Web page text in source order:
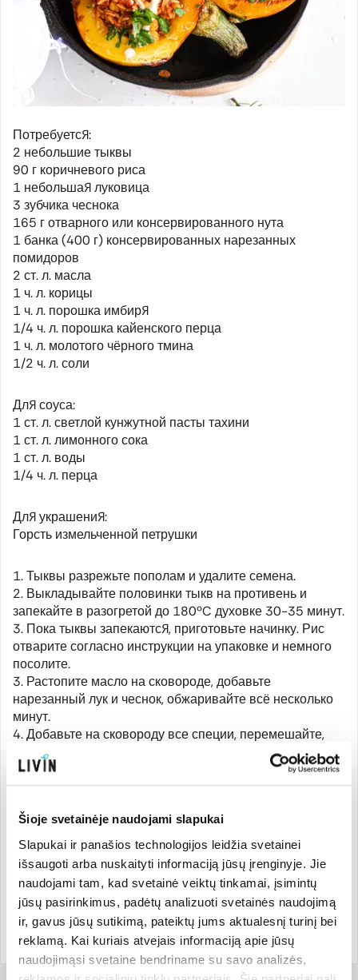
Šioje svetainėje naudojami slapukai
Slapukai ir panašios technologijos leidžia svetainei
išsaugoti arba nuskaityti informaciją jūsų įrenginyje. Jie
naudojami tam, kad svetainė veiktų tinkamai, įsimintų
jūsų pasirinkimus, padėtų analizuoti svetainės naudojimą
ir, gavus jūsų sutikimą, pateiktų jums aktualesnį turinį bei
reklamą. Kai kuriais atvejais informaciją apie jūsų
naudojimąsi svetaine bendriname su savo analizės,
Потребуется:
2 небольшие тыквы
90 г коричневого риса
1 небольшая луковица
3 зубчика чеснока
165 г отварного или консервированного нута
1 банка (400 г) консервированных нарезанных
помидоров
2 ст. л. масла
1 ч. л. корицы
1 ч. л. порошка имбиря
1/4 ч. л. порошка кайенского перца
1 ч. л. молотого чёрного тмина
1/2 ч. л. соли
Для соуса:
1 ст. л. светлой кунжутной пасты тахини
1 ст. л. лимонного сока
1 ст. л. воды
1/4 ч. л. перца
Для украшения:
Горсть измельченной петрушки
1. Тыквы разрежьте пополам и удалите семена.
2. Выкладывайте половинки тыкв на противень и
запекайте в разогретой до 180ºC духовке 30-35 минут.
3. Пока тыквы запекаются, приготовьте начинку. Рис
отварите согласно инструкции на упаковке и немного
посолите.
3. Растопите масло на сковороде, добавьте
нарезанный лук и чеснок, обжаривайте всё несколько
минут.
4. Добавьте на сковороду все специи, перемешайте,
добавьте помидоры и запекайте на медленном огне 8
минут, постоянно помешивая.
5. Добавьте отваренный рис и нут, перемешайте и
6. Смешайте ингредиенты для соуса в миске.
7. Добавьте приготовленную начинку к запечённым
тыквам, сбрызните соусом и посыпьте рубленой
петрушкой. Подавайте сразу или храните в тёплой
духовке.
Рецепт @wise_taste.